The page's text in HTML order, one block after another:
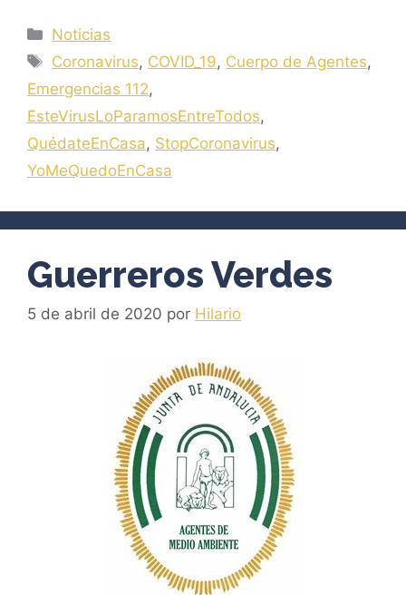
Categorías
Noticias
Etiquetas
Coronavirus, COVID_19, Cuerpo de Agentes,
Emergencias 112,
EsteVirusLoParamosEntreTodos,
QuédateEnCasa, StopCoronavirus,
YoMeQuedoEnCasa
Guerreros Verdes
5 de abril de 2020 por Hilario